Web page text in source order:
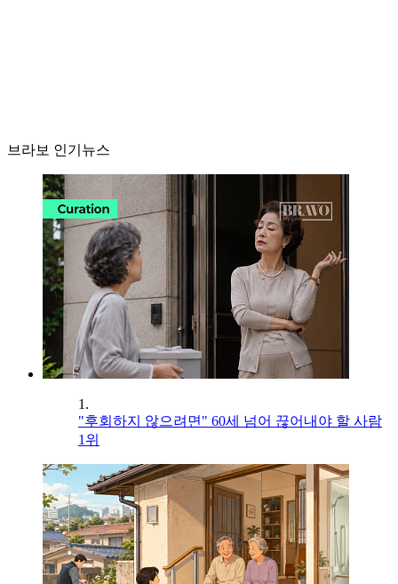
브라보 인기뉴스
1.
"후회하지 않으려면" 60세 넘어 끊어내야 할 사람
1위